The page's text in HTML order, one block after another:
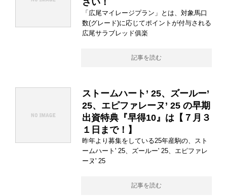
さい！
「広尾マイレージプラン」とは、対象馬口
数(グレード)に応じてポイントが付与される
広尾サラブレッド俱楽
記事を読む
ストームハート’ 25、ズールー’
25、エピファレーヌ’ 25 の早期
出資特典『早得10』は【７月３
１日まで！】
昨年より募集をしている25年産駒の、スト
ームハート' 25、ズールー' 25、エピファレ
ーヌ' 25
記事を読む